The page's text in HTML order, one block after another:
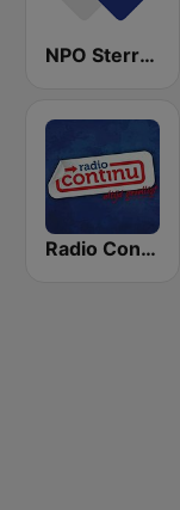
NPO Sterren
Radio Continu